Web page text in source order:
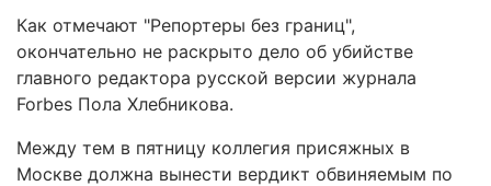
Как отмечают "Репортеры без границ",
окончательно не раскрыто дело об убийстве
главного редактора русской версии журнала
Forbes Пола Хлебникова.
Между тем в пятницу коллегия присяжных в
Москве должна вынести вердикт обвиняемым по